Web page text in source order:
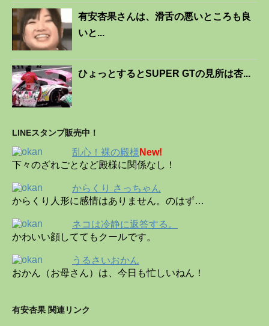
有安杏果さんは、滑舌の悪いところも良
いと...
ひょっとするとSUPER GTの見所は杏...
LINEスタンプ販売中！
乱心！裸の殿様 New!
下々のざれごとなど殿様に関係なし！
からくり さっちゃん
からくり人形に感情はありません。のはず…
ネコは冷静に返答する。
かわいい顔しててもクールです。
うるさいおかん
おかん（お母さん）は、今日も忙しいねん！
有安杏果 関連リンク